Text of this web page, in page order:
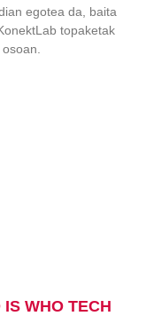
egotea da, baita
topaketak
WHO TECH